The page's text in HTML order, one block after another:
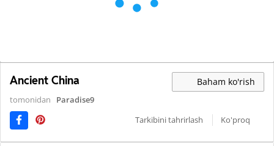
Ancient China Baham ko'rish
tomonidan
Paradise9
Tarkibini tahrirlash
Ko'proq